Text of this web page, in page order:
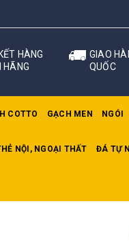
HÀNG
HÃNG
GIAO
QUỐC
COTTO GẠCH MEN NGÓI
NỘI, NGOẠI THẤT ĐÁ TỰ
Ngói nóc to Gốm Mỹ